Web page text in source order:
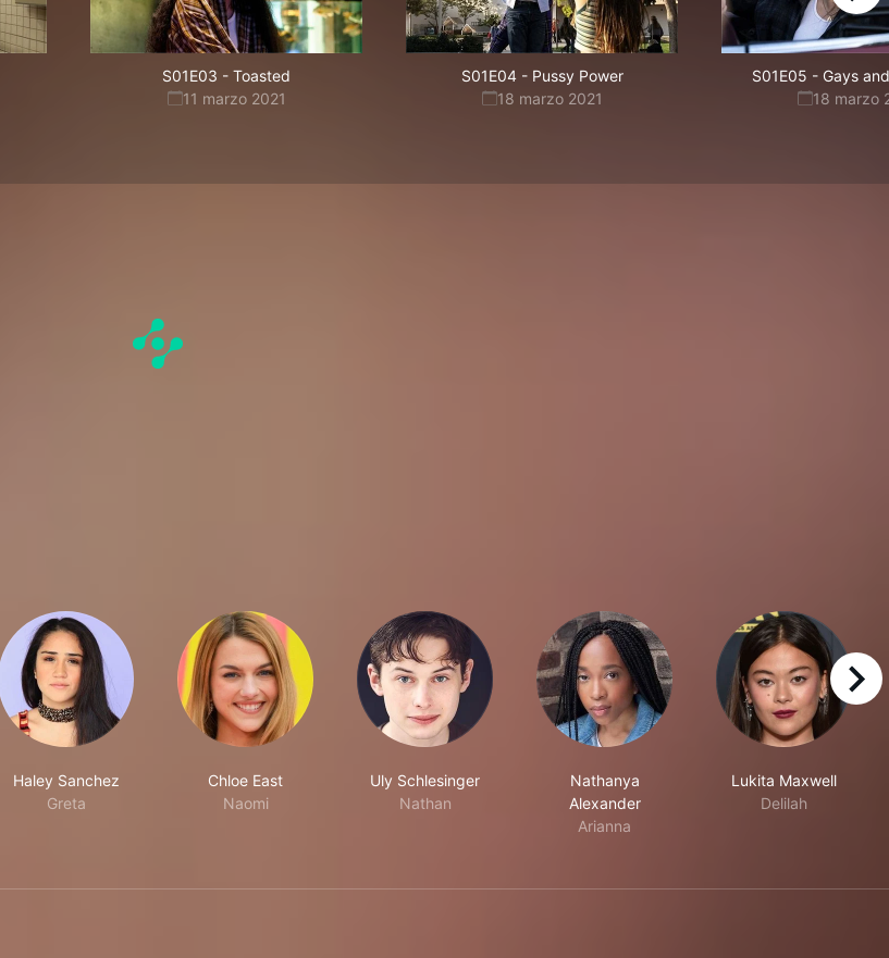
S01E03 - Toasted
11 marzo 2021
S01E04- Pussy Power
18 marzo 2021
S01E05 - Gays
18 marzo
Haley Sanchez
Greta
Chloe East
Naomi
Uly Schlesinger
Nathan
Nathanya
Alexander
Arianna
Lukita Maxwell
Delilah
right